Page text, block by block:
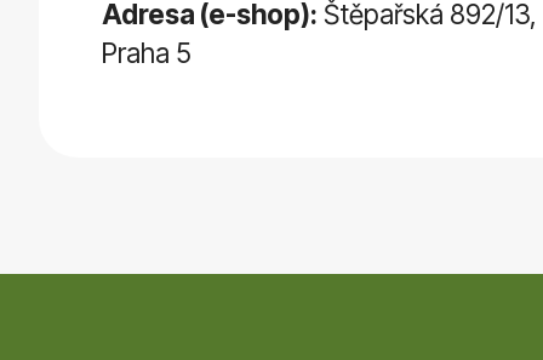
Adresa (e-shop): Štěpařská 892/13,
Praha 5